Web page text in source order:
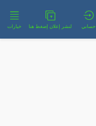
حسابي لنشر إعلان إضغط هنا خيارات